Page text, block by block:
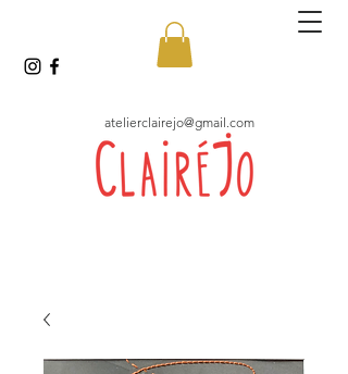
atelierclairejo@gmail.com